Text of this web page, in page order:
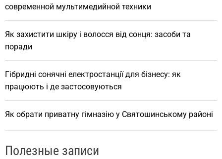
современной мультимедийной техники
Як захистити шкіру і волосся від сонця: засоби та
поради
Гібридні сонячні електростанції для бізнесу: як
працюють і де застосовуються
Як обрати приватну гімназію у Святошинському районі
Полезные записи